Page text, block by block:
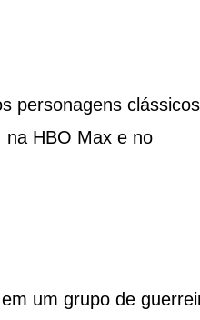
personagens clássicos
na HBO Max e no
um grupo de